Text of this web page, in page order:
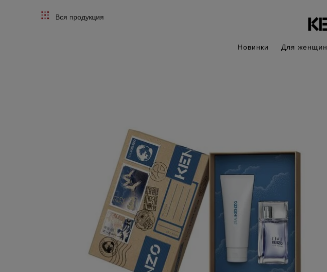
Вся продукция
Новинки Для женщин